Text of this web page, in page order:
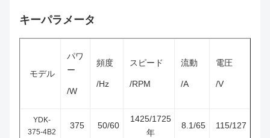
キーパラメータ
モデル
パワ
ー
/W
頻度
/Hz
スピード
/RPM
流動
/A
電圧
/V
YDK-
375-4B2
375 50/60
1425/1725
年
8.1/65 115/127